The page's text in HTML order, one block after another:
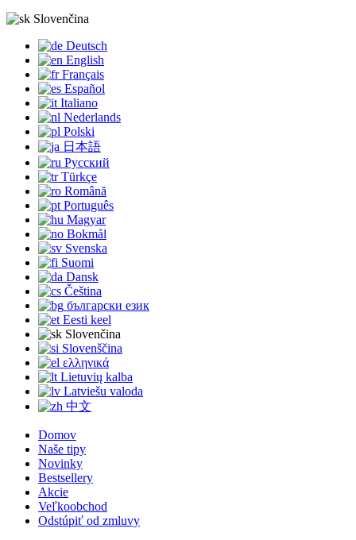
Slovenčina
Deutsch
English
Français
Español
Italiano
Nederlands
Polski
日本語
Русский
Türkçe
Română
Português
Magyar
Bokmål
Svenska
Suomi
Dansk
Čeština
български език
Eesti keel
Slovenčina
Slovenščina
ελληνικά
Lietuvių kalba
Latviešu valoda
中文
Domov
Naše tipy
Novinky
Bestsellery
Akcie
Veľkoobchod
Odstúpiť od zmluvy